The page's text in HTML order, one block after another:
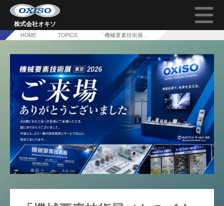
株式会社オキソ
TOP
オキソの技術について
会社概要
採用情報
問い合わせ
HOME TOPICS 「機械要素技術展（ものづくりワールド東京2026）」ご来場ありがとうございました！